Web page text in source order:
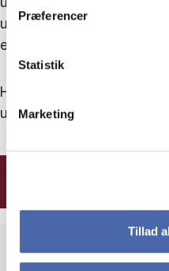
Præferencer
Statistik
Marketing
Tillad
uanset om du
et enkelt kursus, står vi
Her kan du se, hvordan
uddannelse.
Ledelsesfagligt